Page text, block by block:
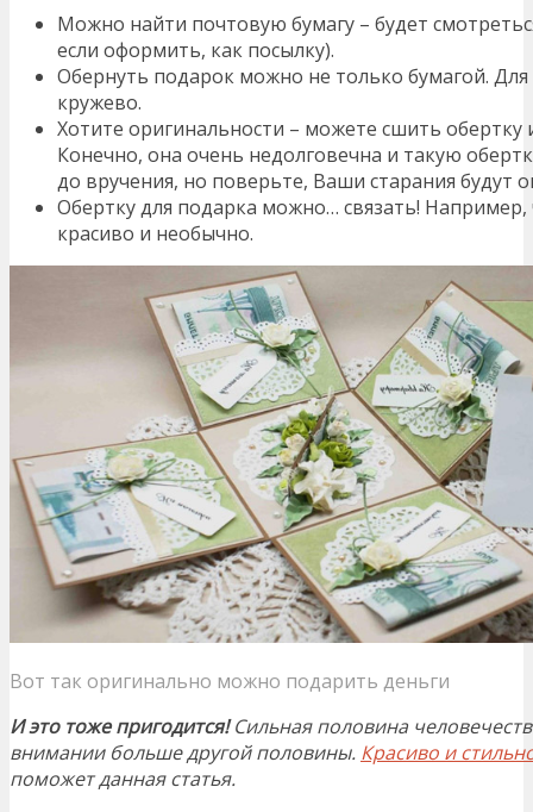
Можно найти почтовую бумагу – будет
если оформить, как посылку).
Обернуть подарок можно не только бумагой.
кружево.
Хотите оригинальности – можете сшить обертку
Конечно, она очень недолговечна и такую
до вручения, но поверьте, Ваши старания будут
Обертку для подарка можно… связать! Например,
красиво и необычно.
Вот так оригинально можно подарить деньги
И это тоже пригодится!Сильная половина
внимании больше другой половины. Красиво и
поможет данная статья.